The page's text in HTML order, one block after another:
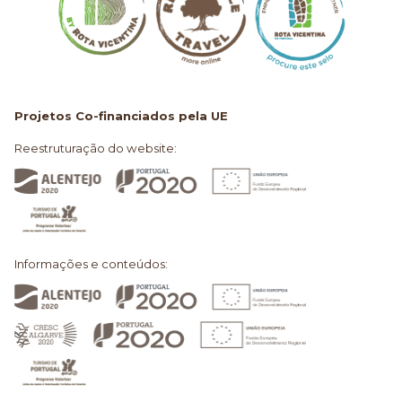
Projetos Co-financiados pela UE
Reestruturação do website:
Informações e conteúdos: